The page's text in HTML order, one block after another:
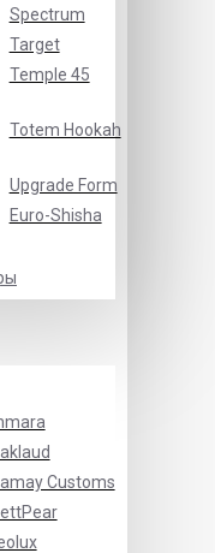
Spectrum
Target
Temple 45
Totem Hookah
Upgrade Form
Еuro-Shisha
Customs